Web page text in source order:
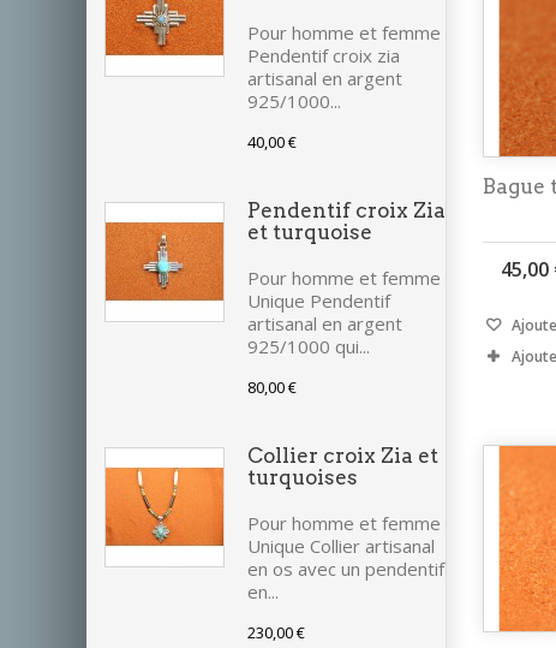
Pour homme et femme
Pendentif croix zia
artisanal en argent
925/1000...
40,00 €
Pendentif croix Zia
et turquoise
Pour homme et femme
Unique Pendentif
artisanal en argent
925/1000 qui...
80,00 €
Collier croix Zia et
turquoises
Pour homme et femme
Unique Collier artisanal
en os avec un pendentif
en...
230,00 €
Bague
45,00